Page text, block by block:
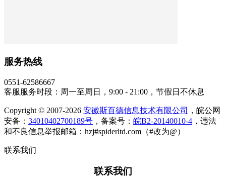
服务热线
0551-62586667
客服服务时段：周一至周日，9:00 - 21:00，节假日不休息
Copyright © 2007-2026 安徽斯百德信息技术有限公司
，皖公网
安备： 34010402700189号 ，备案号： 皖B2-20140010-4 ，违法
和不良信息举报邮箱：hzj#spiderltd.com（#改为@）
联系我们
联系我们